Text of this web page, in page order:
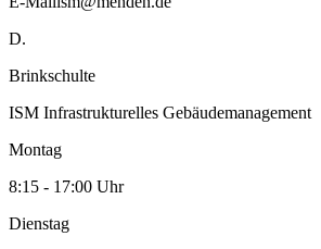
D.
Brinkschulte
ISM Infrastrukturelles Gebäudemanagement
Montag
8:15 - 17:00 Uhr
Dienstag